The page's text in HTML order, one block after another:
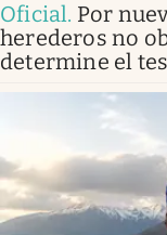
Oficial. Por
herederos no
determine el